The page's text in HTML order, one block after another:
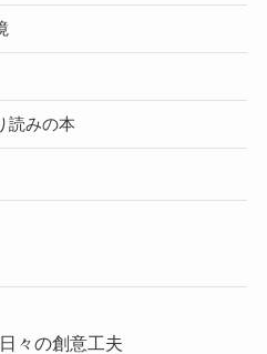
読みの本
々の創意工夫